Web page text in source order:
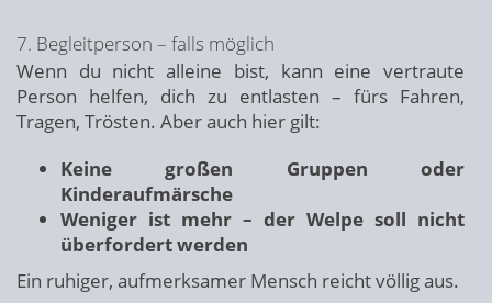
7. Begleitperson – falls möglich
Wenn du nicht alleine bist, kann eine vertraute
Person helfen, dich zu entlasten – fürs Fahren,
Tragen, Trösten. Aber auch hier gilt:
Keine großen Gruppen oder
Kinderaufmärsche
Weniger ist mehr – der Welpe soll nicht
überfordert werden
Ein ruhiger, aufmerksamer Mensch reicht völlig aus.